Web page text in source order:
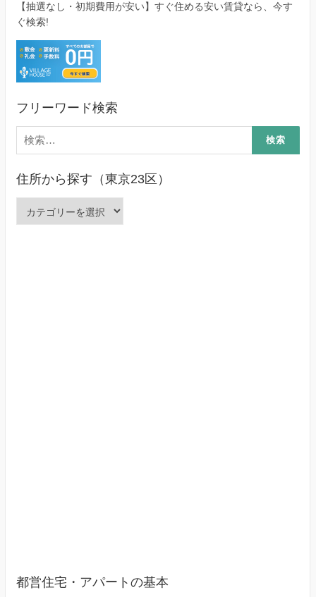
【抽選なし・初期費用が安い】すぐ住める安い賃貸なら、今す
ぐ検索!
フリーワード検索
検
索:
住所から探す（東京23区）
都営住宅・アパートの基本